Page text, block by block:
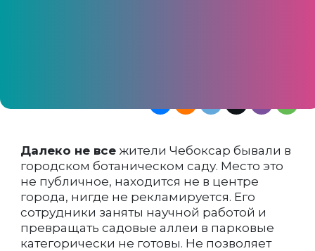
Далеко не все жители Чебоксар бывали в
городском ботаническом саду. Место это
не публичное, находится не в центре
города, нигде не рекламируется. Его
сотрудники заняты научной работой и
превращать садовые аллеи в парковые
категорически не готовы. Не позволяет